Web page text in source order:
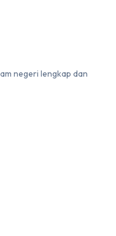
negeri lengkap dan